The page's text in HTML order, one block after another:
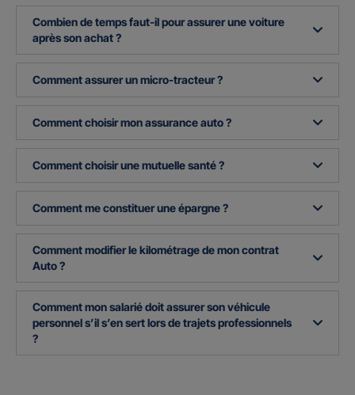
Combien de temps faut-il pour assurer une voiture
après son achat ?
Comment assurer un micro-tracteur ?
Comment choisir mon assurance auto ?
Comment choisir une mutuelle santé ?
Comment me constituer une épargne ?
Comment modifier le kilométrage de mon contrat
Auto ?
Comment mon salarié doit assurer son véhicule
personnel s’il s’en sert lors de trajets professionnels
?